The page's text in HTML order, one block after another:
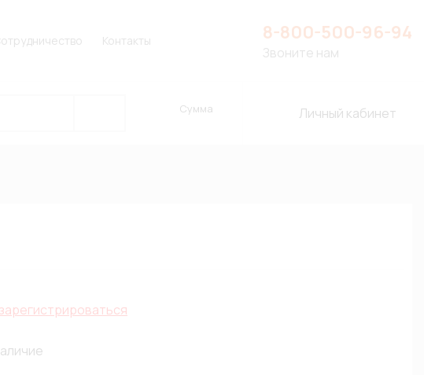
Контакты 8-800-500-96-94
Звоните нам
Сумма Личный кабинет
зарегистрироваться